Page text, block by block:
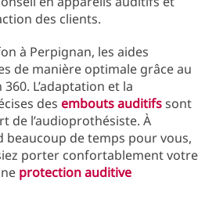
des clients.
à Perpignan, les aides
de manière optimale grâce au
L’adaptation et la
des embouts auditifssont
de l’audioprothésiste. À
beaucoup de temps pour vous,
porter confortablement votre
protection auditive